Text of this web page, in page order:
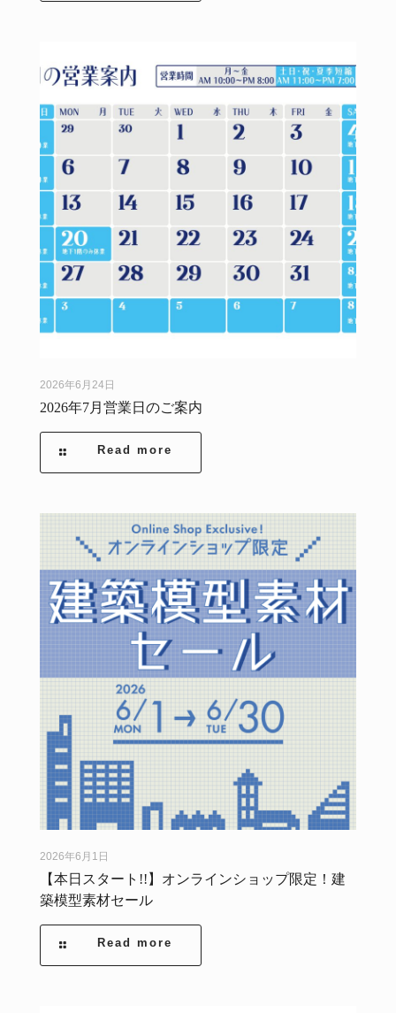
2026年6月24日
2026年7月営業日のご案内
Read more
2026年6月1日
【本日スタート!!】オンラインショップ限定！建
築模型素材セール
Read more